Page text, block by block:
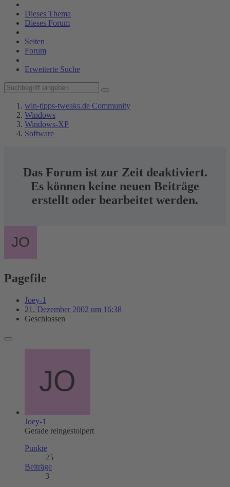
Dieses Thema
Dieses Forum
Seiten
Forum
Erweiterte Suche
win-tipps-tweaks.de Community
Windows
Windows-XP
Software
Das Forum ist zur Zeit deaktiviert.
Es können keine neuen Beiträge
erstellt oder bearbeitet werden.
Pagefile
Joey-1
21. Dezember 2002 um 16:38
Geschlossen
Joey-1
Gerade reingestolpert
Punkte
25
Beiträge
3